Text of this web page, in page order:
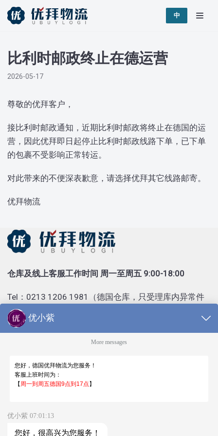
跳
至
文
中
比利时邮政终止在德运营
2026-05-17
尊敬的优拜客户，
接比利时邮政通知，近期比利时邮政将终止在德国的运
营，因此优拜即日起停止比利时邮政线路下单，已下单
的包裹不受影响正常转运。
对此带来的不便深表歉意，请选择优拜其它线路邮寄。
优拜物流
仓库及线上客服工作时间 周一至周五 9:00-18:00
Tel：0213 1206 1981（德国仓库，只受理库内异常件
查询）
Tel：0155 6018 1888（只受理投诉）
财务部邮箱 fibu@ubuylogi.com
发票请自行在网站用户中心-我的账户-账单及出口证
© 广州优拜科技有限公司